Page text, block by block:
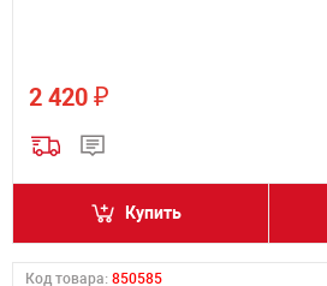
2 420 ₽
Купить
Код товара: 850585